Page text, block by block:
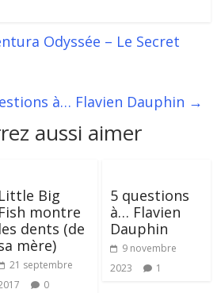
Odyssée – Le Secret
à… Flavien Dauphin →
aussi aimer
Little Big
Fish montre
les dents (de
mère)
21 septembre
0
5 questions
à… Flavien
Dauphin
9 novembre
2023
1